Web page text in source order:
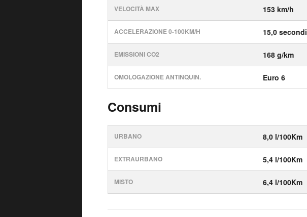
VELOCITÀ MAX 153 km/h
ACCELERAZIONE 0-100KM/H 15,0 secondi
EMISSIONI CO2 168 g/km
OMOLOGAZIONE ANTINQUIN. Euro 6
Consumi
URBANO 8,0 l/100Km
EXTRAURBANO 5,4 l/100Km
MISTO 6,4 l/100Km